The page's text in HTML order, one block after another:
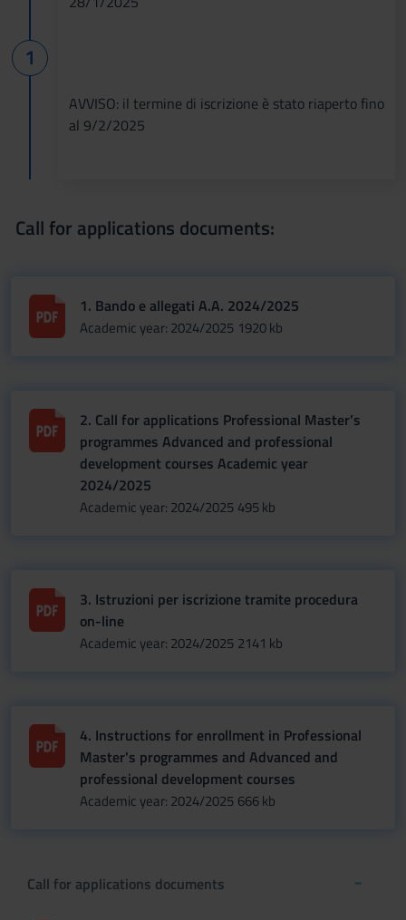
AVVISO: il termine di iscrizione è stato riaperto fino
al 9/2/2025
Call for applications documents:
1. Bando e allegati A.A. 2024/2025
Academic year: 2024/2025 1920 kb
2. Call for applications Professional Master’s
programmes Advanced and professional
development courses Academic year
2024/2025
Academic year: 2024/2025 495 kb
3. Istruzioni per iscrizione tramite procedura
on-line
Academic year: 2024/2025 2141 kb
4. Instructions for enrollment in Professional
Master's programmes and Advanced and
professional development courses
Academic year: 2024/2025 666 kb
Call for applications documents